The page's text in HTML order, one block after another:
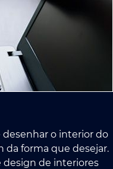
o interior do
da forma que desejar.
design de interiores